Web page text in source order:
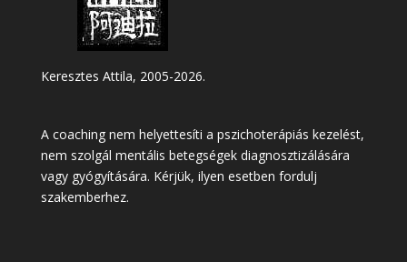
Keresztes Attila, 2005-2026.
A coaching nem helyettesíti a pszichoterápiás kezelést,
nem szolgál mentális betegségek diagnosztizálására
vagy gyógyítására. Kérjük, ilyen esetben fordulj
szakemberhez.